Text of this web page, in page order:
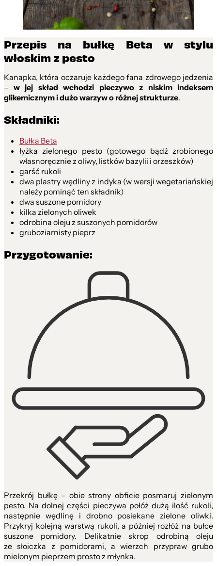
Przepis na bułkę Beta w stylu
włoskim z pesto
Kanapka, która oczaruje każdego fana zdrowego jedzenia
– w jej skład wchodzi pieczywo z niskim indeksem
glikemicznym i dużo warzyw o różnej strukturze.
Składniki:
Bułka Beta
łyżka zielonego pesto (gotowego bądź zrobionego
własnoręcznie z oliwy, listków bazylii i orzeszków)
garść rukoli
dwa plastry wędliny z indyka (w wersji wegetariańskiej
należy pominąć ten składnik)
dwa suszone pomidory
kilka zielonych oliwek
odrobina oleju z suszonych pomidorów
gruboziarnisty pieprz
Przygotowanie:
Przekrój bułkę – obie strony obficie posmaruj zielonym
pesto. Na dolnej części pieczywa połóż dużą ilość rukoli,
następnie wędlinę i drobno posiekane zielone oliwki.
Przykryj kolejną warstwą rukoli, a później rozłóż na bułce
suszone pomidory. Delikatnie skrop odrobiną oleju
ze słoiczka z pomidorami, a wierzch przypraw grubo
mielonym pieprzem prosto z młynka.